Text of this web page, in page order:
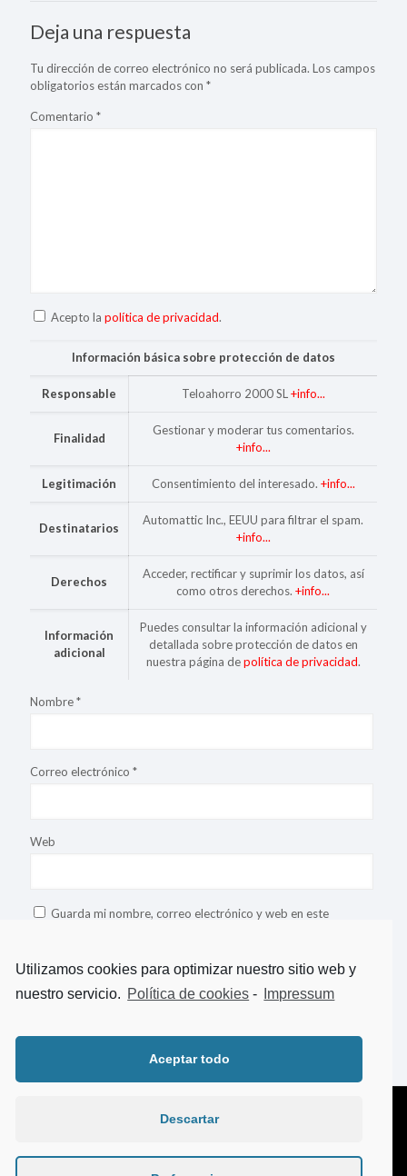
Deja una respuesta
Tu dirección de correo electrónico no será publicada. Los campos
obligatorios están marcados con *
Comentario *
Acepto la política de privacidad.
Información básica sobre protección de datos
Responsable Teloahorro 2000 SL +info...
Finalidad
Gestionar y moderar tus comentarios.
+info...
Legitimación Consentimiento del interesado. +info...
Destinatarios
Automattic Inc., EEUU para filtrar el spam.
+info...
Derechos
Acceder, rectificar y suprimir los datos, así
como otros derechos. +info...
Información
adicional
Puedes consultar la información adicional y
detallada sobre protección de datos en
nuestra página depolítica de privacidad.
Nombre*
Correo electrónico *
Web
Guarda mi nombre, correo electrónico y web en este
Learn how your comment
© 2018 TeLoAhorro. Todos los derechos reservados.
Web diseñada porAragon Marketing
Utilizamos cookies para optimizar nuestro sitio web y
nuestro servicio. Política de cookies - Impressum
Aceptar todo
Descartar